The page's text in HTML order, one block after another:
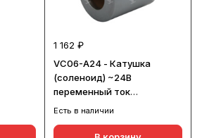
1 162 ₽
VC06-A24 - Катушка
(соленоид) ~24В
переменный ток
(d23xD45xH50)
Есть в наличии